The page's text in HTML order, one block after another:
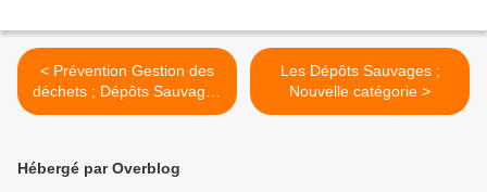
< Prévention Gestion des
déchets ; Dépôts Sauvages
" un scandale perpetuel"
Les Dépôts Sauvages ;
Nouvelle catégorie >
Hébergé par Overblog